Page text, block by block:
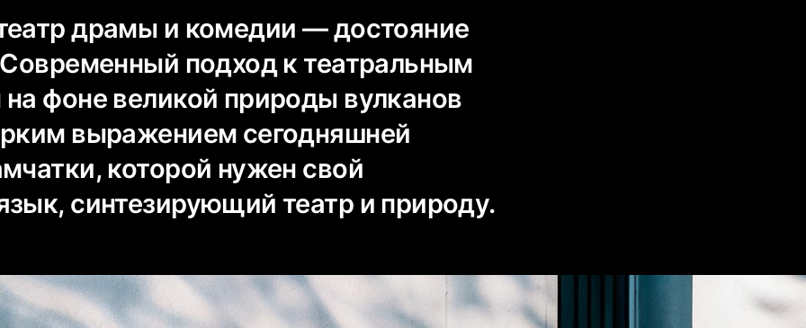
драмы и комедии — достояние
подход к театральным
фоне великой природы вулканов
выражением сегодняшней
которой нужен свой
синтезирующий театр и природу.